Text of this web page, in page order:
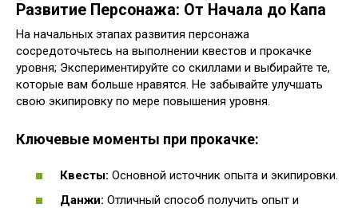
Развитие Персонажа: От Начала до Капа
На начальных этапах развития персонажа
сосредоточьтесь на выполнении квестов и прокачке
уровня; Экспериментируйте со скиллами и выбирайте те,
которые вам больше нравятся. Не забывайте улучшать
свою экипировку по мере повышения уровня.
Ключевые моменты при прокачке:
Квесты: Основной источник опыта и экипировки.
Данжи: Отличный способ получить опыт и